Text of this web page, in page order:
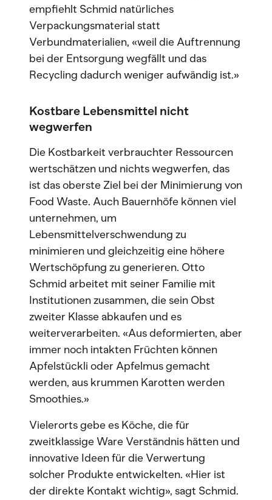
empfiehlt Schmid natürliches
Verpackungsmaterial statt
Verbundmaterialien, «weil die Auftrennung
bei der Entsorgung wegfällt und das
Recycling dadurch weniger aufwändig ist.»
Kostbare Lebensmittel nicht
wegwerfen
Die Kostbarkeit verbrauchter Ressourcen
wertschätzen und nichts wegwerfen, das
ist das oberste Ziel bei der Minimierung von
Food Waste. Auch Bauernhöfe können viel
unternehmen, um
Lebensmittelverschwendung zu
minimieren und gleichzeitig eine höhere
Wertschöpfung zu generieren. Otto
Schmid arbeitet mit seiner Familie mit
Institutionen zusammen, die sein Obst
zweiter Klasse abkaufen und es
weiterverarbeiten. «Aus deformierten, aber
immer noch intakten Früchten können
Apfelstückli oder Apfelmus gemacht
werden, aus krummen Karotten werden
Smoothies.»
Vielerorts gebe es Köche, die für
zweitklassige Ware Verständnis hätten und
innovative Ideen für die Verwertung
solcher Produkte entwickelten. «Hier ist
der direkte Kontakt wichtig», sagt Schmid.